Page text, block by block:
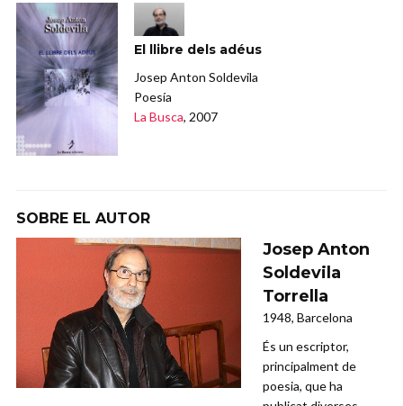
El llibre dels adéus
Josep Anton Soldevila
Poesía
La Busca, 2007
SOBRE EL AUTOR
Josep Anton
Soldevila
Torrella
1948, Barcelona
És un escriptor,
principalment de
poesia, que ha